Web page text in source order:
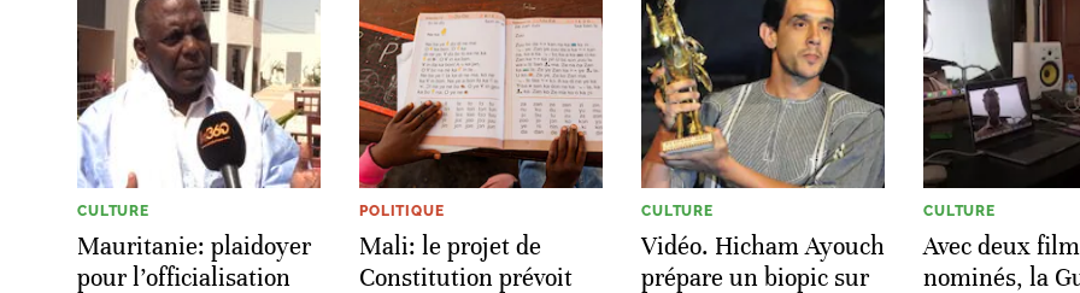
CULTURE
Mauritanie: plaidoyer
pour l’officialisation
POLITIQUE
Mali: le projet de
Constitution prévoit
CULTURE
Vidéo. Hicham Ayouch
prépare un biopic sur
CULTURE
Avec deux
nominés, la